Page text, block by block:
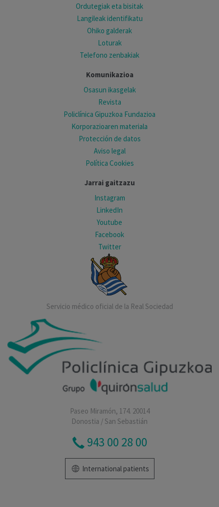
Ordutegiak eta bisitak
Langileak identifikatu
Ohiko galderak
Loturak
Telefono zenbakiak
Komunikazioa
Osasun ikasgelak
Revista
Policlínica Gipuzkoa Fundazioa
Korporazioaren materiala
Protección de datos
Aviso legal
Política Cookies
Jarrai gaitzazu
Instagram
LinkedIn
Youtube
Facebook
Twitter
Servicio médico oficial de la Real Sociedad
Paseo Miramón, 174. 20014
Donostia / San Sebastián
943 00 28 00
International patients